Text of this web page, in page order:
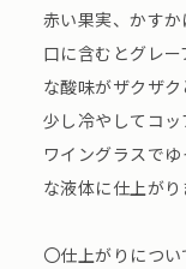
赤い果実、かすか
口に含むとグレ
な酸味がザクザク
少し冷やしてコ
ワイングラスで
な液体に仕上がり
〇仕上がりについ